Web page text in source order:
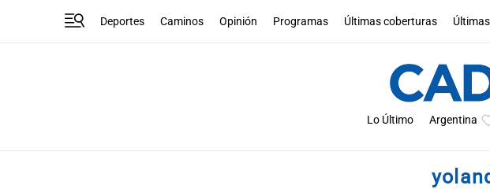
Deportes Caminos Opinión Programas Últimas coberturas
Lo Último Argentina